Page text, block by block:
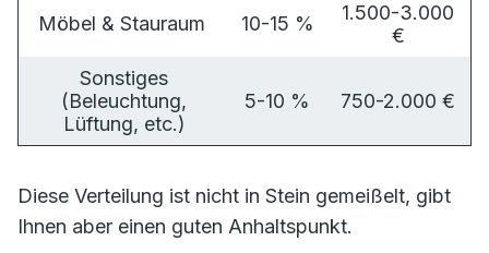
Möbel & Stauraum 10-15 %
1.500-3.000
€
Sonstiges
(Beleuchtung,
Lüftung, etc.)
5-10 % 750-2.000 €
Diese Verteilung ist nicht in Stein gemeißelt, gibt
Ihnen aber einen guten Anhaltspunkt.